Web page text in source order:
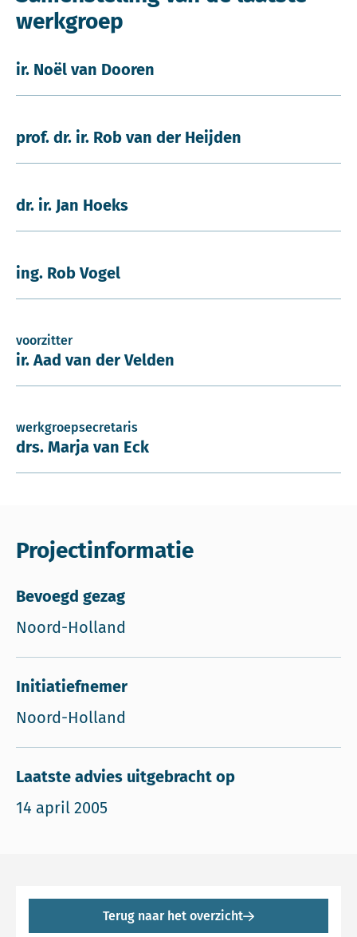
werkgroep
ir. Noël van Dooren
prof. dr. ir. Rob van der Heijden
dr. ir. Jan Hoeks
ing. Rob Vogel
voorzitter
ir. Aad van der Velden
werkgroepsecretaris
drs. Marja van Eck
Projectinformatie
Bevoegd gezag
Noord-Holland
Initiatiefnemer
Noord-Holland
Laatste advies uitgebracht op
14 april 2005
Terug naar het overzicht